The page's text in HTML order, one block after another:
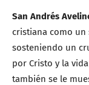
San Andrés
cristiana como
sosteniendo un
por Cristo y la
también se le